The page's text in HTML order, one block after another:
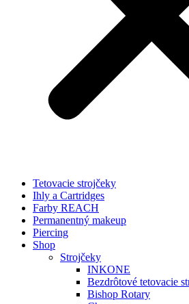
Tetovacie strojčeky
Ihly a Cartridges
Farby REACH
Permanentný makeup
Piercing
Shop
Strojčeky
INKONE
Bezdrôtové tetovacie
Bishop Rotary